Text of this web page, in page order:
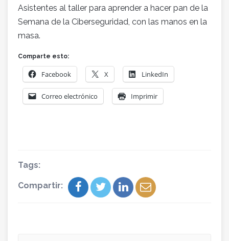
Asistentes al taller para aprender a hacer pan de la
Semana de la Ciberseguridad, con las manos en la
masa.
Comparte esto:
Facebook X LinkedIn
Correo electrónico Imprimir
Tags:
Compartir: